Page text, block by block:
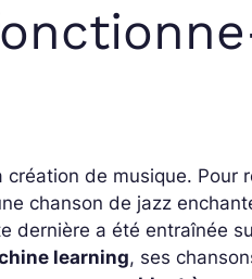
création de musique. Pour
chanson de jazz
dernière a été entraînée
learning, ses